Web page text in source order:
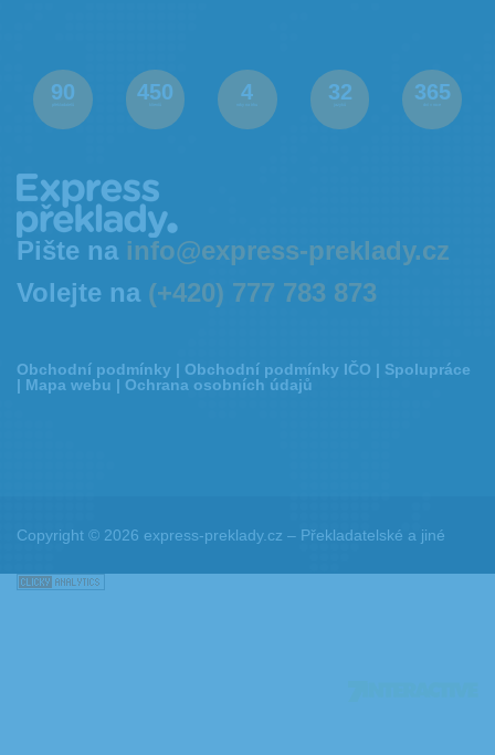
90
překladatelů
450
klientů
4 32
jazyků
365
dní v roce
Pište na info@express-preklady.cz
Volejte na (+420) 777 783 873
Obchodní podmínky | Obchodní podmínky IČO | Spolupráce
| Mapa webu | Ochrana osobních údajů
Copyright © 2026 express-preklady.cz – Překladatelské a jiné